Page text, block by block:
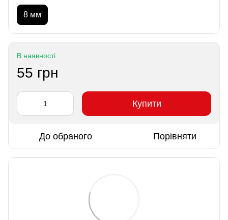
8 мм
В наявності
55 грн
Купити
До обраного Порівняти